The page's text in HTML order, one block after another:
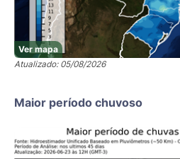
Ver mapa
Atualizado: 05/08/2026
Maior período chuvoso